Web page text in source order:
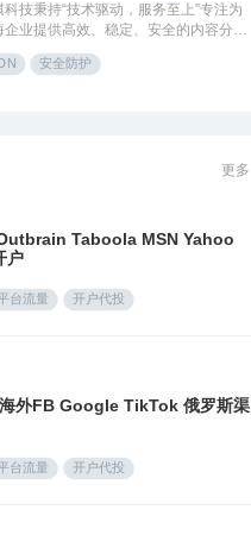
科技秉持“技术驱动，服务至上”专注为
企业提供高效、稳定、安全的内容分发
）与云服务解决方案，是全球边缘
导者Fastly中国区首个合作伙伴。团队
安全防护
更多
Taboola MSN Yahoo
户
台流量 开户代投
外FB Google TikTok 俄罗斯渠
台流量 开户代投